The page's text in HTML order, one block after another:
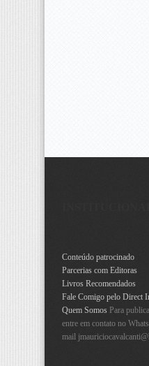
Conteúdo patrocinado
Parcerias com Editoras
Livros Recomendados
Fale Comigo pelo Direct
Quem Somos Para
entre em contato no
mail